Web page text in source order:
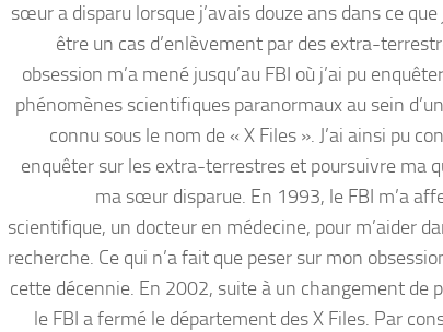
sœur a disparu lorsque j’avais douze ans dans ce que
être un cas d’enlèvement par des extra-
obsession m’a mené jusqu’au FBI où j’ai pu
phénomènes scientifiques paranormaux au sein
connu sous le nom de « X Files ». J’ai ainsi pu
enquêter sur les extra-terrestres et poursuivre ma
ma sœur disparue. En 1993, le FBI m’a
scientifique, un docteur en médecine, pour m’aider
recherche. Ce qui n’a fait que peser sur mon
cette décennie. En 2002, suite à un changement de
le FBI a fermé le département des X Files. Par